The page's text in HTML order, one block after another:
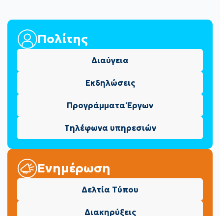
Πολίτης
Διαύγεια
Εκδηλώσεις
Προγράμματα Έργων
Τηλέφωνα υπηρεσιών
Ενημέρωση
Δελτία Τύπου
Διακηρύξεις